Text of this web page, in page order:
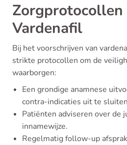
Zorgprotocollen
Vardenafil
Bij het voorschrijven van
strikte protocollen om de
waarborgen:
Een grondige anamnese
contra-indicaties uit te
Patiënten adviseren over de
innamewijze.
Regelmatig follow-up